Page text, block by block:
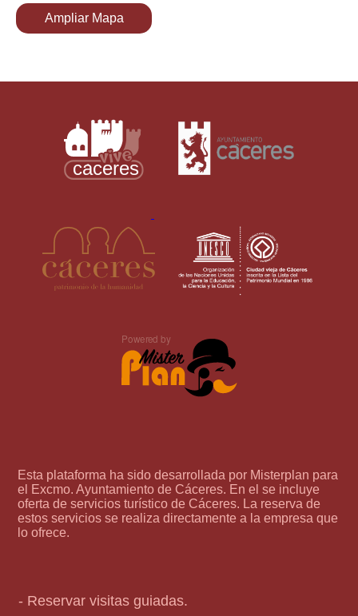
Ampliar Mapa
Esta plataforma ha sido desarrollada por Misterplan para
el Excmo. Ayuntamiento de Cáceres. En el se incluye
oferta de servicios turístico de Cáceres. La reserva de
estos servicios se realiza directamente a la empresa que
lo ofrece.
- Reservar visitas guiadas.